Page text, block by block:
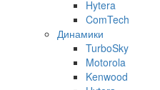
Hytera
ComTech
Динамики
TurboSky
Motorola
Kenwood